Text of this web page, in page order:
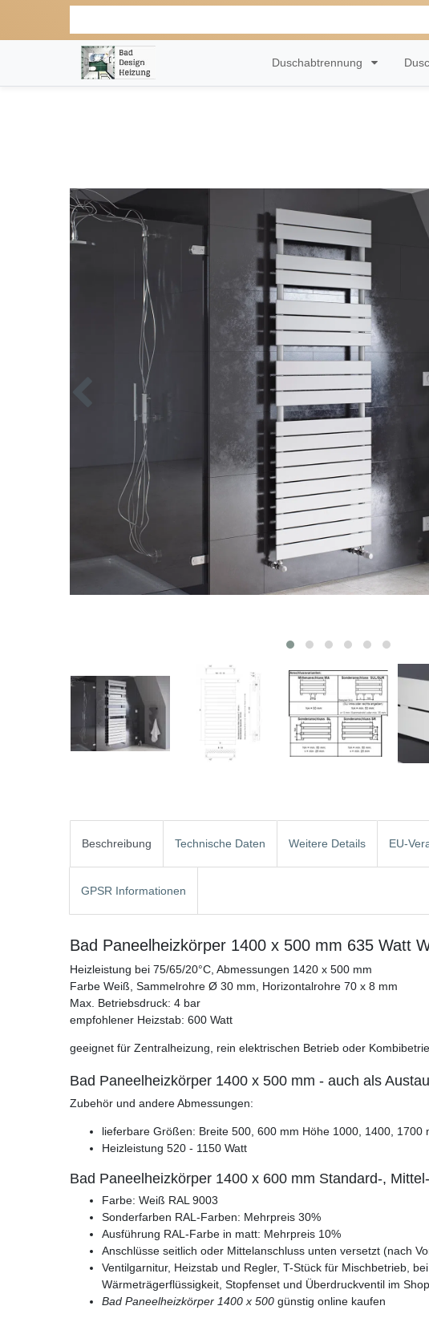
Duschabtrennung
Beschreibung Technische Daten Weitere Details EU-
GPSR Informationen
Bad Paneelheizkörper 1400 x 500 mm 635 Watt
Heizleistung bei 75/65/20°C, Abmessungen 1420 x 500 mm
Farbe Weiß, Sammelrohre Ø 30 mm, Horizontalrohre 70 x 8 mm
Max. Betriebsdruck: 4 bar
empfohlener Heizstab: 600 Watt
geeignet für Zentralheizung, rein elektrischen Betrieb oder
Bad Paneelheizkörper 1400 x 500 mm - auch als
Zubehör und andere Abmessungen:
lieferbare Größen: Breite 500, 600 mm Höhe 1000, 1400, 1700
Heizleistung 520 - 1150 Watt
Bad Paneelheizkörper 1400 x 600 mm Standard-,
Farbe: Weiß RAL 9003
Sonderfarben RAL-Farben: Mehrpreis 30%
Ausführung RAL-Farbe in matt: Mehrpreis 10%
Anschlüsse seitlich oder Mittelanschluss unten versetzt (nach
Ventilgarnitur, Heizstab und Regler, T-Stück für Mischbetrieb,
Wärmeträgerflüssigkeit, Stopfenset und Überdruckventil im
Bad Paneelheizkörper 1400 x 500 günstig online kaufen